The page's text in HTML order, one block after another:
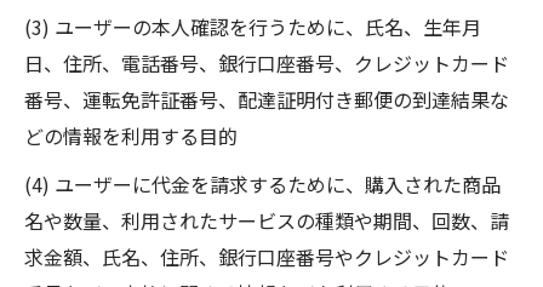
(3) ユーザーの本人確認を行うために、氏名、生年月
日、住所、電話番号、銀行口座番号、クレジットカード
番号、運転免許証番号、配達証明付き郵便の到達結果な
どの情報を利用する目的
(4) ユーザーに代金を請求するために、購入された商品
名や数量、利用されたサービスの種類や期間、回数、請
求金額、氏名、住所、銀行口座番号やクレジットカード